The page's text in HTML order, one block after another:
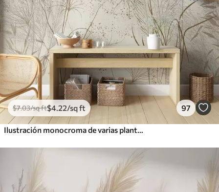
$7.03/sq ft$4 .22/sq ft 97